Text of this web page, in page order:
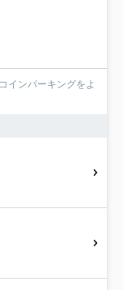
ンパーキングをよ